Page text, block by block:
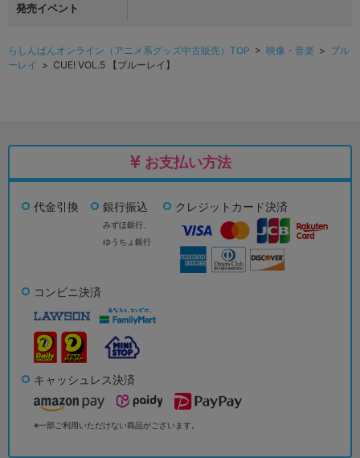
発売イベント
らしんばんオンライン（アニメ系グッズ中古販売）TOP > 映像・音楽 > ブル
ーレイ > CUE! VOL.5 【ブルーレイ】
お支払い方法
代金引換 銀行振込
みずほ銀行、
ゆうちょ銀行
クレジットカード決済
コンビニ決済
キャッシュレス決済
※一部ご利用いただけない商品がございます。